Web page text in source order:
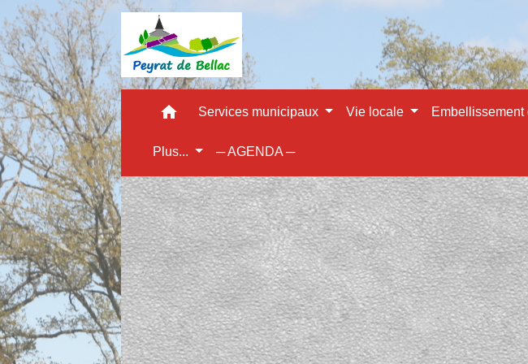
home Services municipaux Vie locale
Plus... ─ AGENDA ─